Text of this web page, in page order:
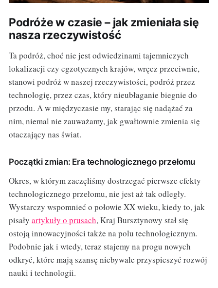
Podróże w czasie – jak zmieniała się
nasza rzeczywistość
Ta podróż, choć nie jest odwiedzinami tajemniczych
lokalizacji czy egzotycznych krajów, wręcz przeciwnie,
stanowi podróż w naszej rzeczywistości, podróż przez
technologię, przez czas, który nieubłaganie biegnie do
przodu. A w międzyczasie my, starając się nadążać za
nim, niemal nie zauważamy, jak gwałtownie zmienia się
otaczający nas świat.
Początki zmian: Era technologicznego przełomu
Okres, w którym zaczęliśmy dostrzegać pierwsze efekty
technologicznego przełomu, nie jest aż tak odległy.
Wystarczy wspomnieć o połowie XX wieku, kiedy to, jak
pisały artykuły o prusach, Kraj Bursztynowy stał się
ostoją innowacyjności także na polu technologicznym.
Podobnie jak i wtedy, teraz stajemy na progu nowych
odkryć, które mają szansę niebywale przyspieszyć rozwój
nauki i technologii.